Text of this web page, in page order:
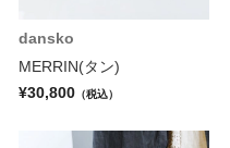
dansko
MERRIN(タン)
¥30,800 （税込）